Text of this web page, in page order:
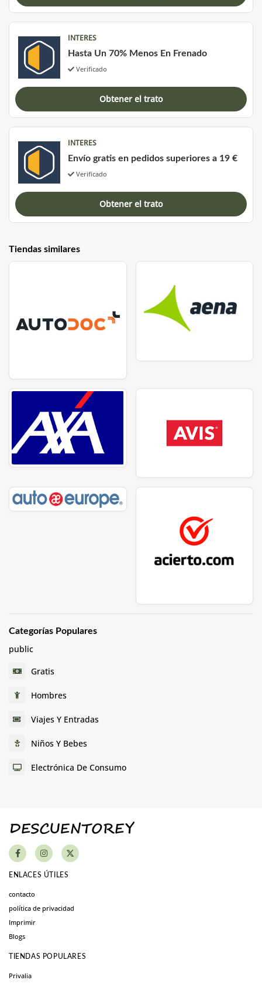
INTERES
Hasta Un 70% Menos En Frenado
Verificado
Obtener el trato
INTERES
Envío gratis en pedidos superiores a 19 €
Verificado
Obtener el trato
Tiendas similares
Categorías Populares
public
Gratis
Hombres
Viajes Y Entradas
Niños Y Bebes
Electrónica De Consumo
ENLACES ÚTILES
contacto
política de privacidad
Imprimir
Blogs
TIENDAS POPULARES
Privalia